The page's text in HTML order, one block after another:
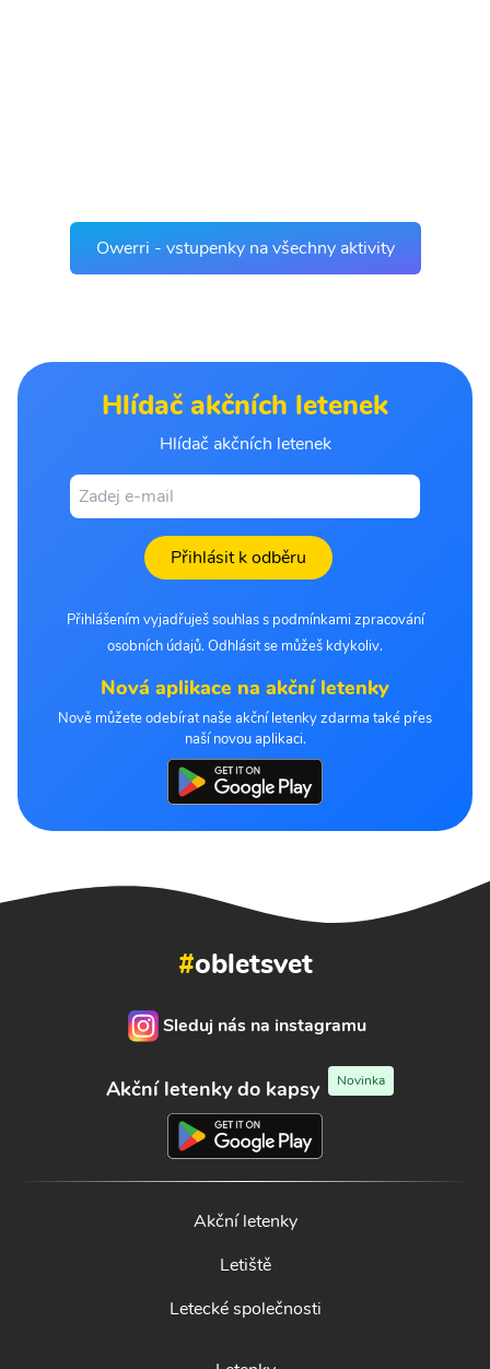
Owerri - vstupenky na všechny aktivity
Hlídač akčních letenek
Hlídač akčních letenek
Přihlásit k odběru
Přihlášením vyjadřuješ souhlas s podmínkami zpracování
osobních údajů. Odhlásit se můžeš kdykoliv.
Nová aplikace na akční letenky
Nově můžete odebírat naše akční letenky zdarma také přes
naší novou aplikaci.
#obletsvet
Sleduj nás na instagramu
Akční letenky do kapsy Novinka
Akční letenky
Letiště
Letecké společnosti